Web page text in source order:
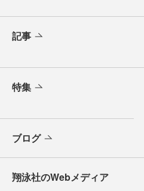
記事
特集
ブログ
翔泳社のWebメディア